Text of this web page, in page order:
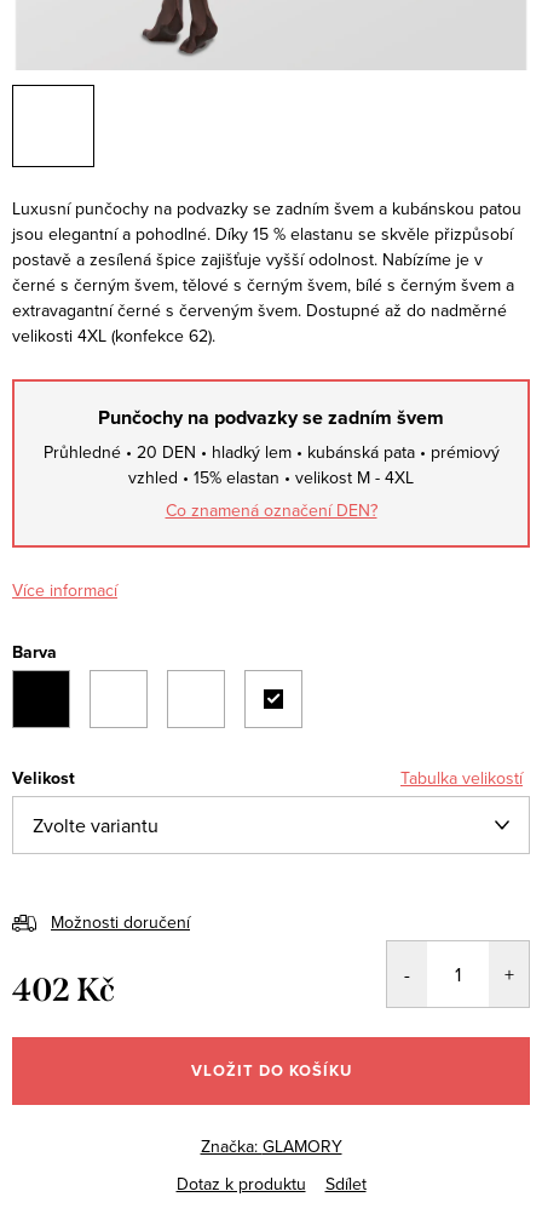
Luxusní punčochy na podvazky se zadním švem a kubánskou patou
jsou elegantní a pohodlné. Díky 15 % elastanu se skvěle přizpůsobí
postavě a zesílená špice zajišťuje vyšší odolnost. Nabízíme je v
černé s černým švem, tělové s černým švem, bílé s černým švem a
extravagantní černé s červeným švem. Dostupné až do nadměrné
velikosti 4XL (konfekce 62).
Punčochy na podvazky se zadním švem
Průhledné • 20 DEN • hladký lem • kubánská pata • prémiový
vzhled • 15% elastan • velikost M - 4XL
Co znamená označení DEN?
Více informací
Barva
Velikost Tabulka velikostí
Možnosti doručení
402 Kč
cena:
VLOŽIT DO KOŠÍKU
Značka: GLAMORY
Dotaz k produktu
Sdílet